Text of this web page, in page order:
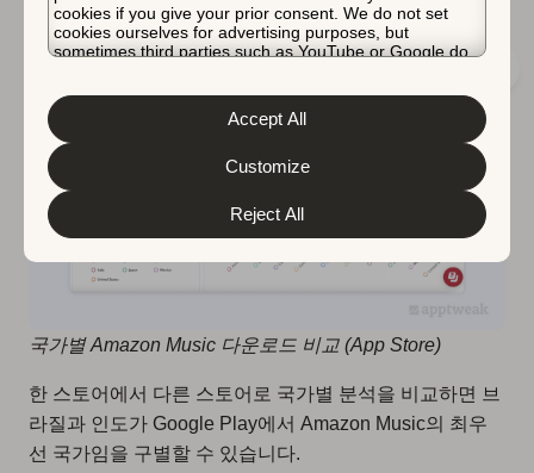
cookies if you give your prior consent. We do not set
cookies ourselves for advertising purposes, but
sometimes third parties such as YouTube or Google do.
about the protection of your personal data and the
different cookies we use, please read our
&
. You can customize your cookie settings
and preferences by clicking the “Customize” button.
Reject All
Customize
Accept All
식별할 수 있습니다.
국가별 Amazon Music 다운로드 비교 (App Store)
한 스토어에서 다른 스토어로 국가별 분석을 비교하면 브
라질과 인도가 Google Play에서 Amazon Music의 최우
선 국가임을 구별할 수 있습니다.